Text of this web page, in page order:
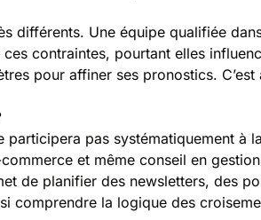
différents. Une équipe qualifiée
contraintes, pourtant elles
pour affiner ses pronostics.
pas systématiquement à
et même conseil en
de planifier des newsletters, des
comprendre la logique des